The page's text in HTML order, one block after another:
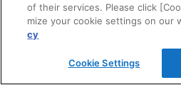
リフォーム
エンジニアリング情報
of their services. Please click
mize your cookie settings on our
cy
Cookie Settings